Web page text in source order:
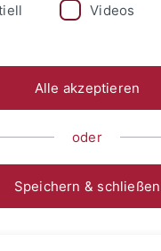
Universität
Konkurrenz zwischen
Strategien wählen
Videos
Alle akzeptieren
oder
Speichern & schließen